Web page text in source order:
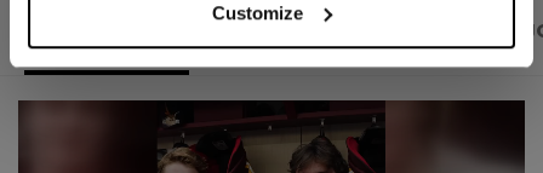
Customize
BESKRIVELSE